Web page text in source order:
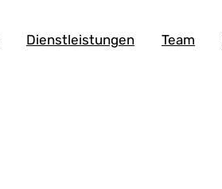
Dienstleistungen Team